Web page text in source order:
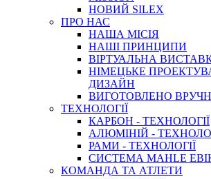
НОВИЙ SILEX
ПРО НАС
НАША МICIЯ
НАШI ПРИНЦИПИ
ВIРТУАЛЬНА
НІМЕЦЬКЕ
ДИЗАЙН
ВИГОТОВЛЕНО
ТЕХНОЛОГІЇ
КАРБОН - ТЕХНОЛОГІЇ
АЛЮМІНІЙ -
РАМИ - ТЕХНОЛОГІЇ
СИСТЕМА MAHLE
КОМАНДА ТА АТЛЕТИ